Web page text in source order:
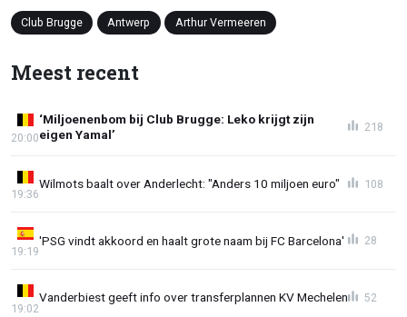
Club Brugge Antwerp Arthur Vermeeren
Meest recent
‘Miljoenenbom bij Club Brugge: Leko krijgt zijn
eigen Yamal’
20:00
218
Wilmots baalt over Anderlecht: "Anders 10 miljoen euro"
19:36
108
'PSG vindt akkoord en haalt grote naam bij FC Barcelona'
19:19
28
Vanderbiest geeft info over transferplannen KV Mechelen
19:02
52